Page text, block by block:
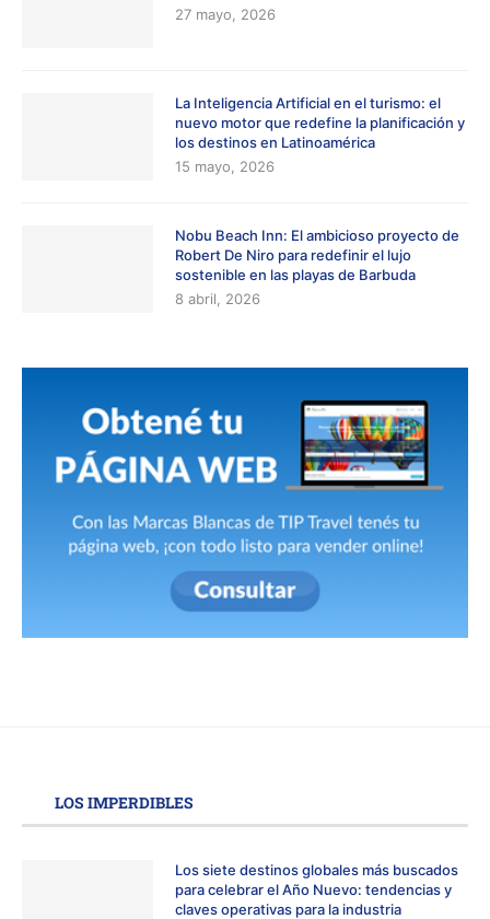
27 mayo, 2026
La Inteligencia Artificial en el turismo: el
nuevo motor que redefine la planificación y
los destinos en Latinoamérica
15 mayo, 2026
Nobu Beach Inn: El ambicioso proyecto de
Robert De Niro para redefinir el lujo
sostenible en las playas de Barbuda
8 abril, 2026
LOS IMPERDIBLES
Los siete destinos globales más buscados
para celebrar el Año Nuevo: tendencias y
claves operativas para la industria